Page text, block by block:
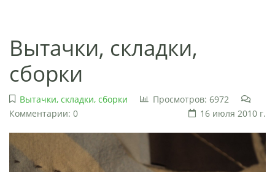
Вытачки, складки,
сборки
Вытачки, складки, сборки
Просмотров: 6972
Комментарии: 0
16 июля 2010 г.